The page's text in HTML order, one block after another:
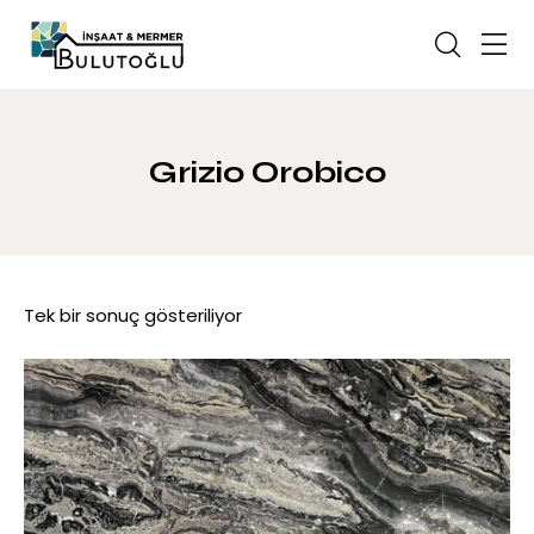
Grizio Orobico
Tek bir sonuç gösteriliyor